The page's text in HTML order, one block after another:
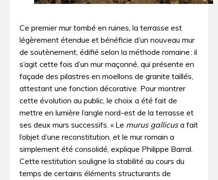
Ce premier mur tombé en ruines, la terrasse est
légèrement étendue et bénéficie d’un nouveau mur
de soutènement, édifié selon la méthode romaine : il
s’agit cette fois d’un mur maçonné, qui présente en
façade des pilastres en moellons de granite taillés,
attestant une fonction décorative. Pour montrer
cette évolution au public, le choix a été fait de
mettre en lumière l’angle nord-est de la terrasse et
ses deux murs successifs. « Le murus gallicusa fait
l’objet d’une reconstitution, et le mur romain a
simplement été consolidé, explique Philippe Barral.
Cette restitution souligne la stabilité au cours du
temps de certains éléments structurants de